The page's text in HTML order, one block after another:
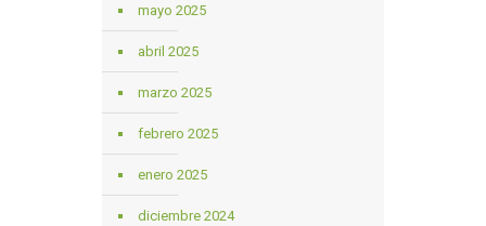
mayo 2025
abril 2025
marzo 2025
febrero 2025
enero 2025
diciembre 2024